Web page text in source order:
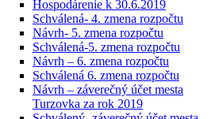
Hospodárenie k 30.6.2019
Schválená- 4. zmena rozpočtu
Návrh- 5. zmena rozpočtu
Schválená-5. zmena rozpočtu
Návrh – 6. zmena rozpočtu
Schválená 6. zmena rozpočtu
Návrh – záverečný účet mesta
Turzovka za rok 2019